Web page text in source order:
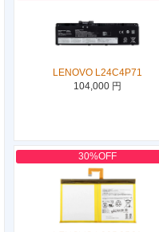
LENOVO L24C4P71
104,000 円
30%OFF